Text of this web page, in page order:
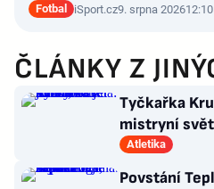
Fotbal iSport.cz9. srpna 202612:10
ČLÁNKY Z
Tyčkařka
mistryní
co se stalo!
Atletika
Povstání